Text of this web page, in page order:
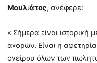
Μουλιάτος, ανέφερε:
« Σήμερα είναι ιστορική
αγορών. Είναι η
ονείρου όλων των